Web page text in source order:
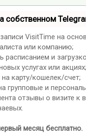
собственном
VisitTime на
или компанию;
расписанием и
услугах или
карту/кошелек/счет;
групповые и
отзывы о визите к
месяц бесплатно.